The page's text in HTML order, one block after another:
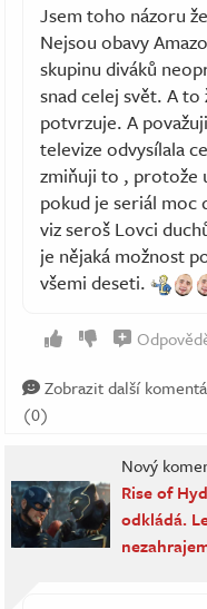
Jsem toho názoru
Nejsou obavy
skupinu diváků
snad celej svět. A to
potvrzuje. A
televize odvysílala
zmiňuji to , protože
pokud je seriál moc
viz seroš Lovci
je nějaká možnost
všemi deseti.
Zobrazit další
(0)
Nový
Rise of
odkládá.